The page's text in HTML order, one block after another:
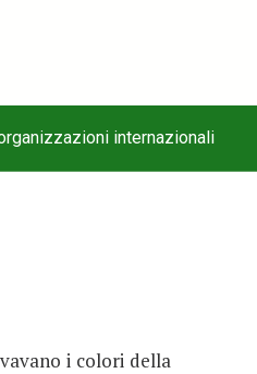
internazionali
i colori della